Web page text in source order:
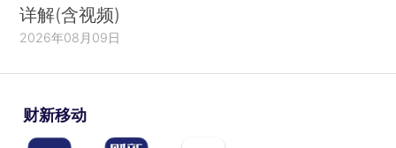
详解(含视频)
2026年08月09日
财新移动